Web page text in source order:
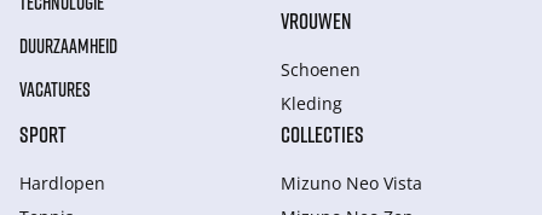
DUURZAAMHEID
VACATURES
VROUWEN
Schoenen
Kleding
SPORT
Hardlopen
COLLECTIES
Mizuno Neo Vista